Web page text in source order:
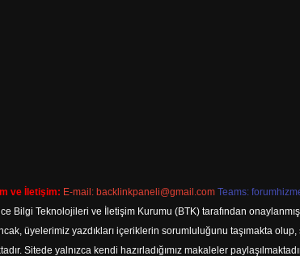
ve İletişim: E-mail: backlinkpaneli@gmail.com Teams:
Bilgi Teknolojileri ve İletişim Kurumu (BTK) tarafından
üyelerimiz yazdıkları içeriklerin sorumluluğunu taşımakta
Sitede yalnızca kendi hazırladığımız makaleler